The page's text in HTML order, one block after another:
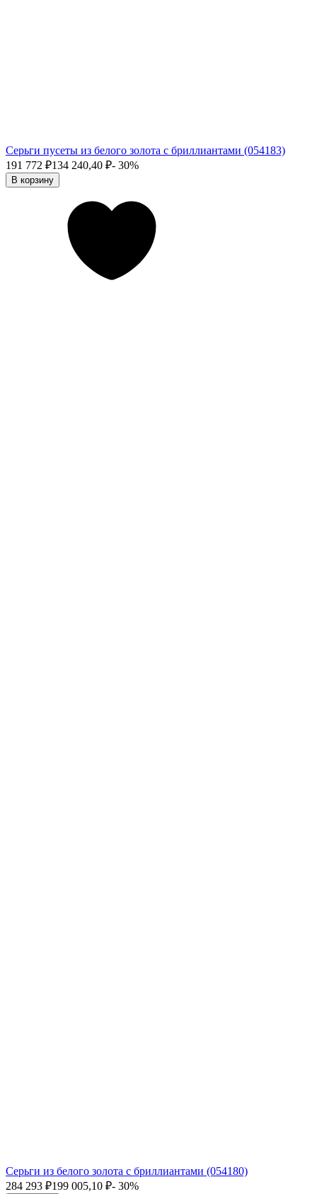
Серьги пусеты из белого золота с бриллиантами (054183)
191 772 ₽134 240,40 ₽- 30%
В корзину
Серьги из белого золота с бриллиантами (054180)
284 293 ₽199 005,10 ₽- 30%